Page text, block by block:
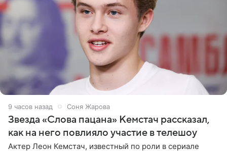
9 часов назад Соня Жарова
Звезда «Слова пацана» Кемстач рассказал,
как на него повлияло участие в телешоу
Актер Леон Кемстач, известный по роли в сериале